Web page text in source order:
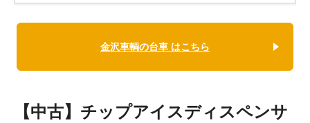
金沢車輌の台車 はこちら
【中古】チップアイスディスペンサ